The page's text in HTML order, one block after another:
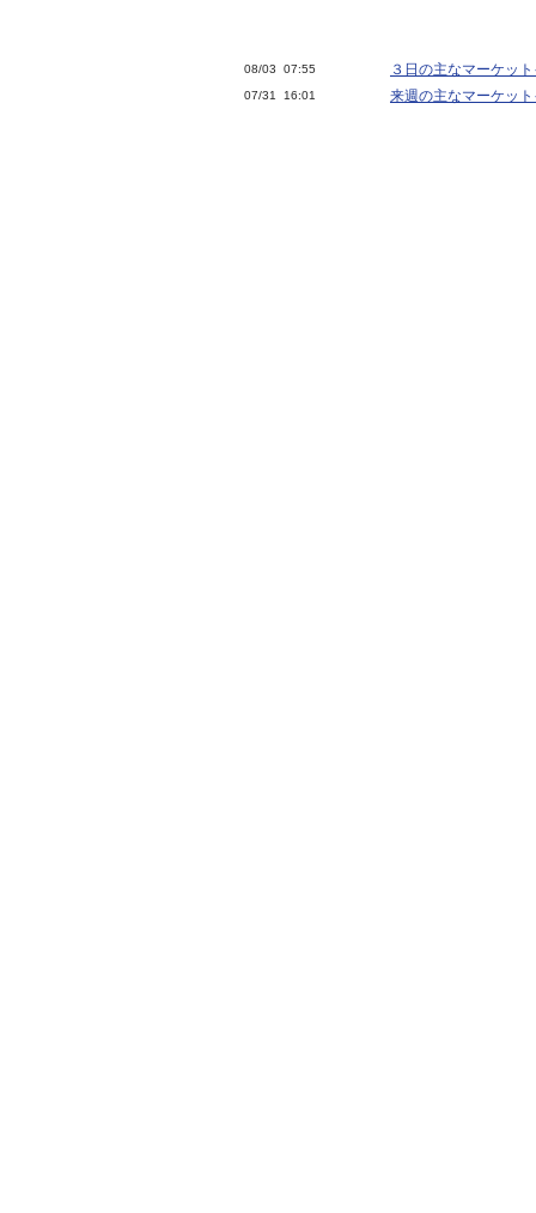
08/03 07:55 ３日の主なマーケッ
07/31 16:01 来週の主なマーケッ